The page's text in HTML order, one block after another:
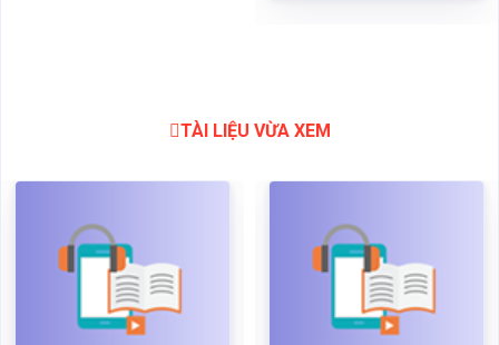
TÀI LIỆU VỪA XEM